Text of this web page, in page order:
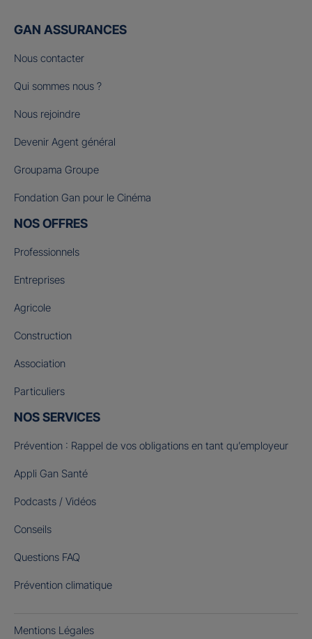
GAN ASSURANCES
Nous contacter
Qui sommes nous ?
Nous rejoindre
Devenir Agent général
Groupama Groupe
Fondation Gan pour le Cinéma
NOS OFFRES
Professionnels
Entreprises
Agricole
Construction
Association
Particuliers
NOS SERVICES
Prévention : Rappel de vos obligations en tant qu’employeur
Appli Gan Santé
Podcasts / Vidéos
Conseils
Questions FAQ
Prévention climatique
Mentions Légales